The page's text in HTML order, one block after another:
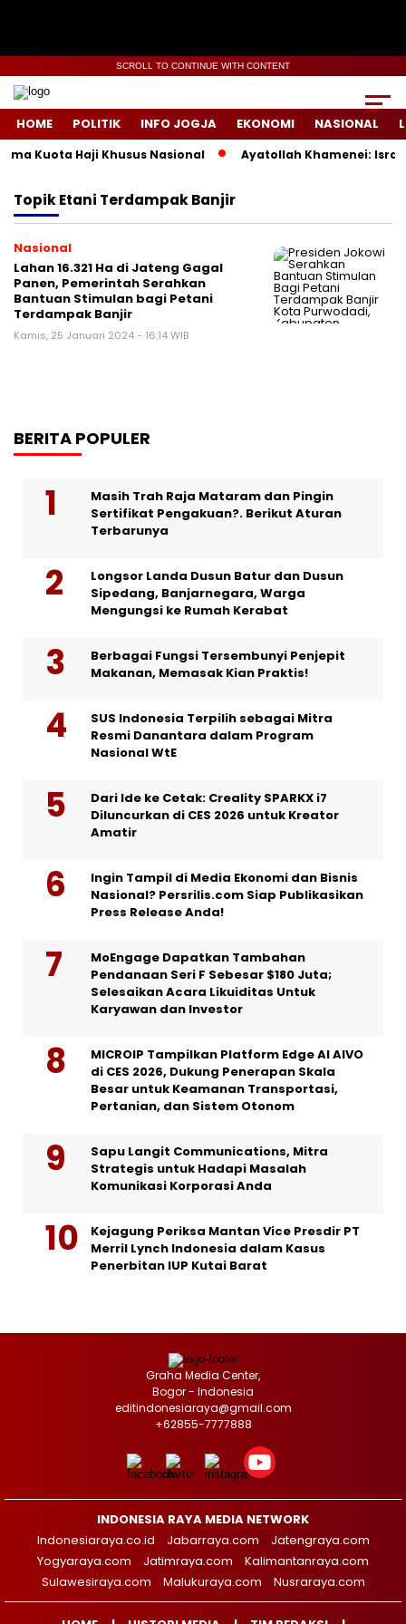
SCROLL TO CONTINUE WITH CONTENT
HOME POLITIK INFO JOGJA EKONOMI NASIONAL
Kuota Haji Khusus Nasional Ayatollah Khamenei:
TopikEtani Terdampak Banjir
Nasional
Lahan 16.321 Ha di Jateng Gagal
Panen, Pemerintah Serahkan
Bantuan Stimulan bagi Petani
Terdampak Banjir
Kamis, 25 Januari 2024 - 16:14 WIB
BERITA POPULER
Masih Trah Raja Mataram dan Pingin
Sertifikat Pengakuan?. Berikut Aturan
Terbarunya
Longsor Landa Dusun Batur dan Dusun
Sipedang, Banjarnegara, Warga
Mengungsi ke Rumah Kerabat
Berbagai Fungsi Tersembunyi Penjepit
Makanan, Memasak Kian Praktis!
SUS Indonesia Terpilih sebagai Mitra
Resmi Danantara dalam Program
Nasional WtE
Dari Ide ke Cetak: Creality SPARKX i7
Diluncurkan di CES 2026 untuk Kreator
Amatir
Ingin Tampil di Media Ekonomi dan Bisnis
Nasional? Persrilis.com Siap Publikasikan
Press Release Anda!
MoEngage Dapatkan Tambahan
Pendanaan Seri F Sebesar $180 Juta;
Selesaikan Acara Likuiditas Untuk
Karyawan dan Investor
MICROIP Tampilkan Platform Edge AI AIVO
di CES 2026, Dukung Penerapan Skala
Besar untuk Keamanan Transportasi,
Pertanian, dan Sistem Otonom
Sapu Langit Communications, Mitra
Strategis untuk Hadapi Masalah
Komunikasi Korporasi Anda
Kejagung Periksa Mantan Vice Presdir PT
Merril Lynch Indonesia dalam Kasus
Penerbitan IUP Kutai Barat
Graha Media Center,
Bogor - Indonesia
editindonesiaraya@gmail.com
+62855-7777888
INDONESIA RAYA MEDIA NETWORK
Indonesiaraya.co.id
Jabarraya.com
Jatengraya.com
Yogyaraya.com
Jatimraya.com
Kalimantanraya.com
Sulawesiraya.com
Malukuraya.com Nusraraya.com